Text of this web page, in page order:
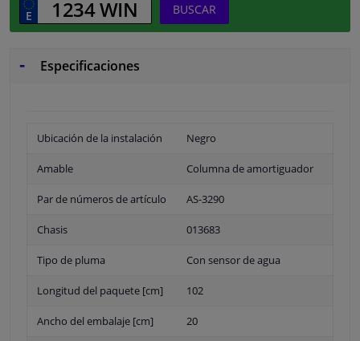
BUSCAR
Especificaciones
Ubicación de la instalación Negro
Amable Columna de amortiguador
Par de números de artículo AS-3290
Chasis 013683
Tipo de pluma Con sensor de agua
Longitud del paquete [cm] 102
Ancho del embalaje [cm] 20